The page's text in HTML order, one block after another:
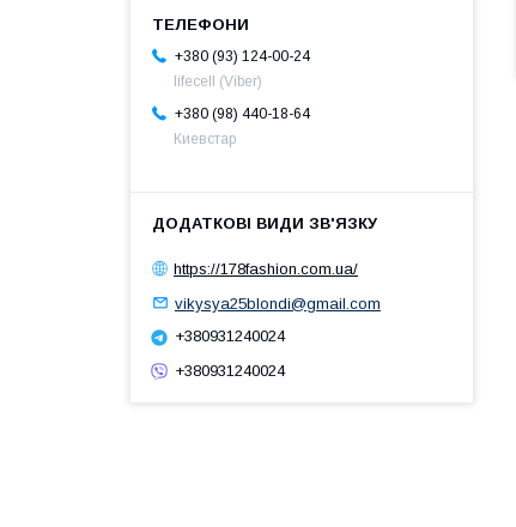
+380 (93) 124-00-24
lifecell (Viber)
+380 (98) 440-18-64
Киевстар
https://178fashion.com.ua/
vikysya25blondi@gmail.com
+380931240024
+380931240024